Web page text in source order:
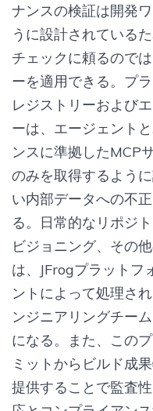
ナンスの検証は開発
うに設計されている
チェックに頼るので
ーを適用できる。プ
レジストリーおよび
ーは、エージェント
ンスに準拠したMCP
のみを取得するよう
い内部データへの不
る。日常的なリポジ
ビジョニング、その
は、JFrogプラットフ
ントによって処理さ
ンジニアリングチー
になる。また、この
ミットからビルド成
提供することで監査